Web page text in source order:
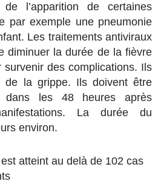
de l’apparition de certaines
par exemple une pneumonie
Les traitements antiviraux
diminuer la durée de la fièvre
des complications. Ils
de la grippe. Ils doivent être
les 48 heures après
La durée du
environ.
atteint au delà de 102 cas